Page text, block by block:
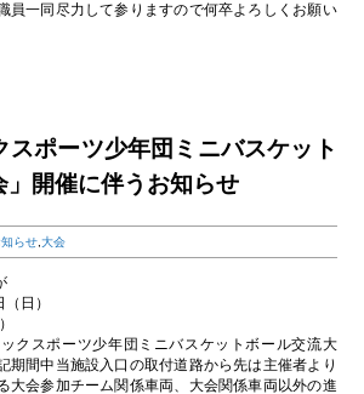
員一同尽力して参りますので何卒よろしくお願い
スポーツ少年団ミニバスケット
」開催に伴うお知らせ
知らせ, 大会
日）
クスポーツ少年団ミニバスケットボール交流大
期間中当施設入口の取付道路から先は主催者より
大会参加チーム関係車両、大会関係車両以外の進